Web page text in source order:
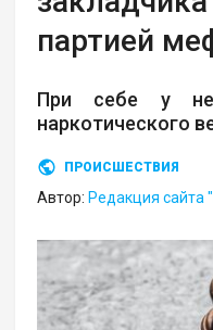
партией
При себе у
наркотического
ПРОИСШЕСТВИЯ
Автор: Редакция сайта